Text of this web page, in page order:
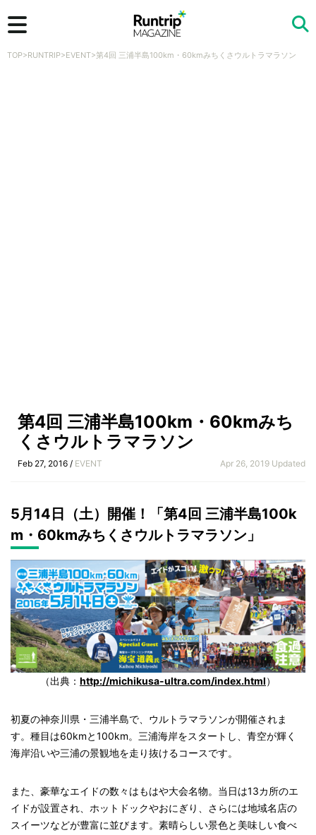
検索
TOP>RUNTRIP>EVENT>第4回 三浦半島100km・60kmみちくさウルトラマラソン
第4回 三浦半島100km・60kmみち
くさウルトラマラソン
Feb 27, 2016 / EVENT Apr 26, 2019 Updated
5月14日（土）開催！「第4回 三浦半島100k
m・60kmみちくさウルトラマラソン」
（出典： http://michikusa-ultra.com/index.html）
初夏の神奈川県・三浦半島で、ウルトラマラソンが開催されま
す。種目は60kmと100km。三浦海岸をスタートし、青空が輝く
海岸沿いや三浦の景観地を走り抜けるコースです。
また、豪華なエイドの数々はもはや大会名物。当日は13カ所のエ
イドが設置され、ホットドックやおにぎり、さらには地域名店の
スイーツなどが豊富に並びます。素晴らしい景色と美味しい食べ